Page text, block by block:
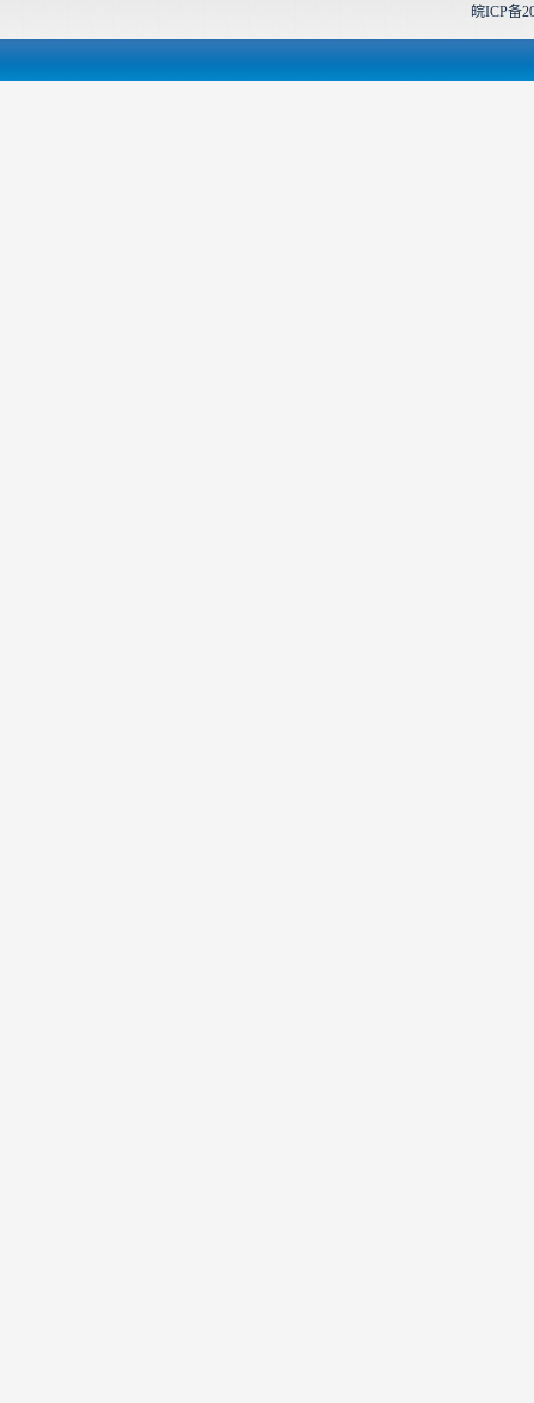
皖ICP备